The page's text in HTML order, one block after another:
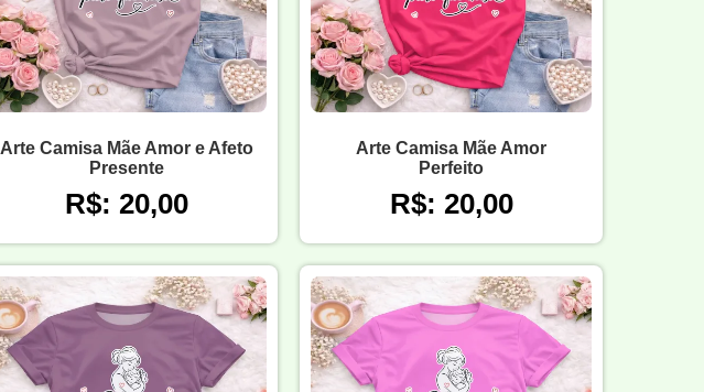
Arte Camisa Mãe Amor e Afeto
Presente
R$: 20,00
Arte Camisa Mãe Amor
Perfeito
R$: 20,00